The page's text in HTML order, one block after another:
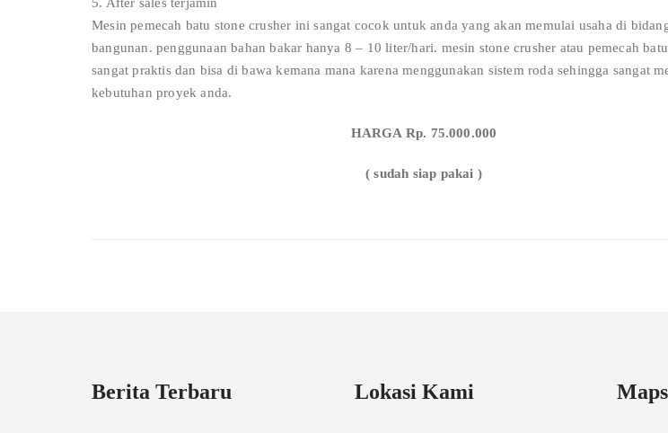
Mesin pemecah batu stone crusher ini sangat cocok untuk anda yang akan memulai usaha di
bangunan. penggunaan bahan bakar hanya 8 – 10 liter/hari. mesin stone crusher atau pemecah
sangat praktis dan bisa di bawa kemana mana karena menggunakan sistem roda sehingga sangat
kebutuhan proyek anda.
HARGA Rp. 75.000.000
( sudah siap pakai )
Berita Terbaru Lokasi Kami